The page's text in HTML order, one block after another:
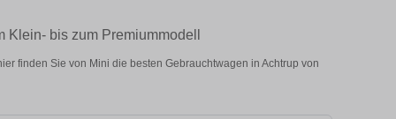
Klein- bis zum Premiummodell
finden Sie von Mini die besten Gebrauchtwagen in Achtrup von